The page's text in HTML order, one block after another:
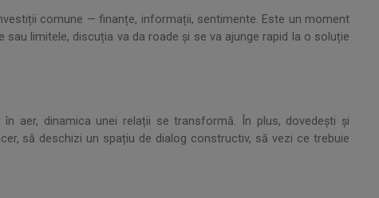
comune — finanțe, informații, sentimente. Este un moment
limitele, discuția va da roade și se va ajunge rapid la o soluție
aer, dinamica unei relații se transformă. În plus, dovedești și
să deschizi un spațiu de dialog constructiv, să vezi ce trebuie